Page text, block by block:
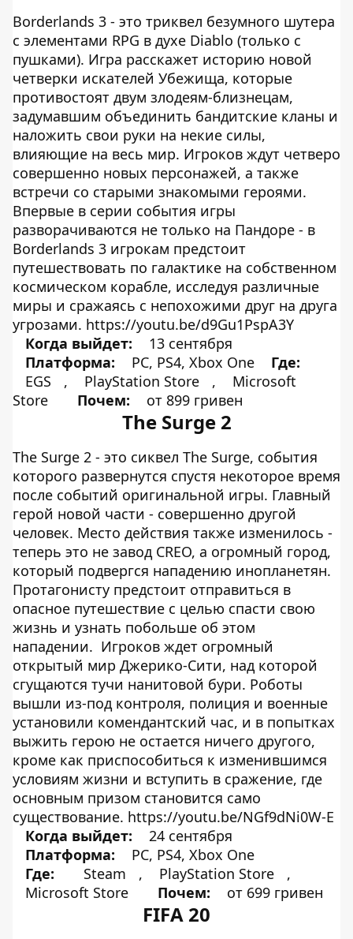
Borderlands 3 - это триквел безумного шутера
с элементами RPG в духе Diablo (только с
пушками). Игра расскажет историю новой
четверки искателей Убежища, которые
противостоят двум злодеям-близнецам,
задумавшим объединить бандитские кланы и
наложить свои руки на некие силы,
влияющие на весь мир. Игроков ждут четверо
совершенно новых персонажей, а также
встречи со старыми знакомыми героями.
Впервые в серии события игры
разворачиваются не только на Пандоре - в
Borderlands 3 игрокам предстоит
путешествовать по галактике на собственном
космическом корабле, исследуя различные
миры и сражаясь с непохожими друг на друга
угрозами. https://youtu.be/d9Gu1PspA3Y
Когда выйдет:
13 сентября
Платформа:
PC, PS4, Xbox One
Где:
EGS
, PlayStation Store ,
Microsoft
Store
Почем: от 899 гривен
The Surge 2
The Surge 2 - это сиквел The Surge, события
которого развернутся спустя некоторое время
после событий оригинальной игры. Главный
герой новой части - совершенно другой
человек. Место действия также изменилось -
теперь это не завод CREO, а огромный город,
который подвергся нападению инопланетян.
Протагонисту предстоит отправиться в
опасное путешествие с целью спасти свою
жизнь и узнать побольше об этом
нападении. Игроков ждет огромный
открытый мир Джерико-Сити, над которой
сгущаются тучи нанитовой бури. Роботы
вышли из-под контроля, полиция и военные
установили комендантский час, и в попытках
выжить герою не остается ничего другого,
кроме как приспособиться к изменившимся
условиям жизни и вступить в сражение, где
основным призом становится само
существование. https://youtu.be/NGf9dNi0W-E
Когда выйдет:
24 сентября
Платформа:
PC, PS4, Xbox One
Где:
Steam , PlayStation Store
,
Microsoft Store
Почем: от 699 гривен
FIFA 20